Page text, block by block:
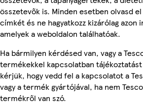
összetevők is. Minden esetben olvasd
címkét és ne hagyatkozz kizárólag azon
amelyek a weboldalon találhatóak.
Ha bármilyen kérdésed van, vagy a
termékekkel kapcsolatban
kérjük, hogy vedd fel a kapcsolatot a
vagy a termék gyártójával, ha nem
termékről van szó.